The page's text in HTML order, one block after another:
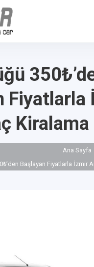
Fiyatlarla
Kiralama
Ana Sayfa
Başlayan Fiyatlarla İzmir